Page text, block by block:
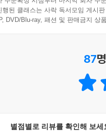
는 방향으로 조율해나가면 돼
방향을 바꾸고 싶을 때」 중에서
잘했는데 나한테 이럴 수 있어’
내고 이유를 찾을 게 아니라,
습이 필요한 것 같아요.
기를 얻었다면 그건 말이 감
과 함께 만든 가장 진솔한 이야
고민하고 함께 깨달은 말들입
행된 클래스는 사락 독서모임 게시
DVD/Blu-ray, 패션 및 판매금지 상
87
별점별로 리뷰를 확인해 보세